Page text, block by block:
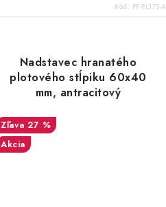
Kód: PP-PL173-A
Nadstavec hranatého
plotového stĺpiku 60x40
mm, antracitový
27 %
Akcia